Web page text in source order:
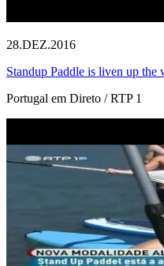
28.DEZ.2016
Standup Paddle is liven up the
Portugal em Direto / RTP 1